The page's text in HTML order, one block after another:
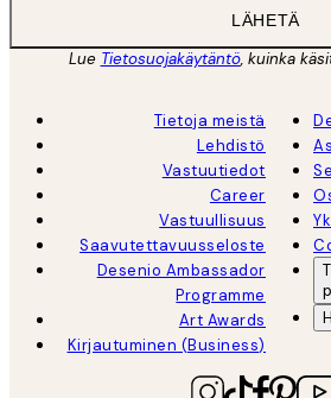
LÄHETÄ
Lue Tietosuojakäytäntö, kuinka
Tietoja meistä
Lehdistö
Vastuutiedot
Career
Vastuullisuus
Saavutettavuusseloste
Desenio Ambassador
Programme
Art Awards
Kirjautuminen (Business)